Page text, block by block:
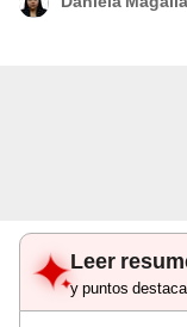
Leer
y puntos